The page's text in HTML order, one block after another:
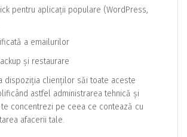
pentru aplicații populare (WordPress,
a emailurilor
și restaurare
dispoziția clienților săi toate aceste
astfel administrarea tehnică și
concentrezi pe ceea ce contează cu
afacerii tale.